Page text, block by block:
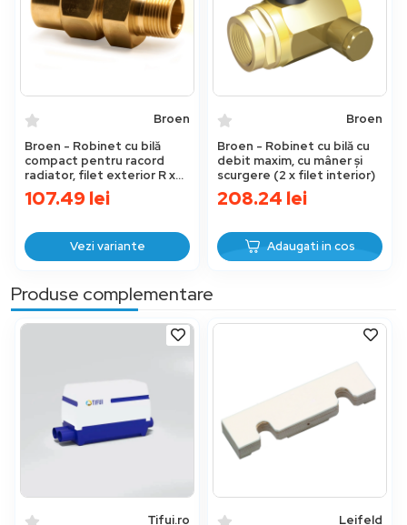
Broen
Broen - Robinet cu bilă
compact pentru racord
radiator, filet exterior R x
filet interior G
107.49lei
Vezi variante
Broen
Broen - Robinet cu bilă cu
debit maxim, cu mâner și
scurgere (2 x filet interior)
208.24 lei
Adaugati in cos
Produse complementare
Țifui.ro
Leifeld